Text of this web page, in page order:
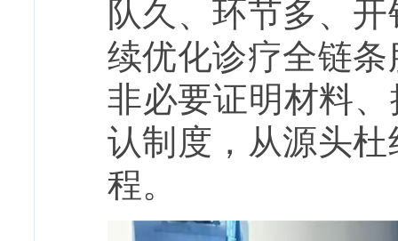
队久、环节多、
续优化诊疗全链
非必要证明材料
认制度，从源头
程。